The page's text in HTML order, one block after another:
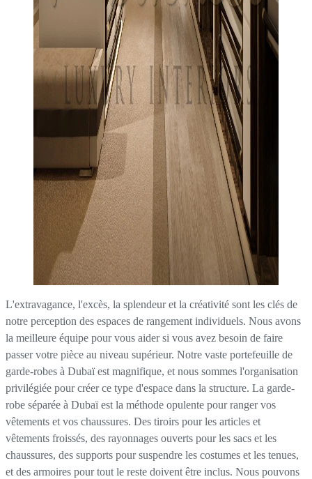
L'extravagance, l'excès, la splendeur et la créativité sont les clés de
notre perception des espaces de rangement individuels. Nous avons
la meilleure équipe pour vous aider si vous avez besoin de faire
passer votre pièce au niveau supérieur. Notre vaste portefeuille de
garde-robes à Dubaï est magnifique, et nous sommes l'organisation
privilégiée pour créer ce type d'espace dans la structure. La garde-
robe séparée à Dubaï est la méthode opulente pour ranger vos
vêtements et vos chaussures. Des tiroirs pour les articles et
vêtements froissés, des rayonnages ouverts pour les sacs et les
chaussures, des supports pour suspendre les costumes et les tenues,
et des armoires pour tout le reste doivent être inclus. Nous pouvons